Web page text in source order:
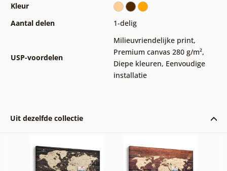
Kleur
Aantal delen
1-delig
USP-voordelen
Milieuvriendelijke print,
Premium canvas 280 g/m²,
Diepe kleuren, Eenvoudige
installatie
Uit dezelfde collectie